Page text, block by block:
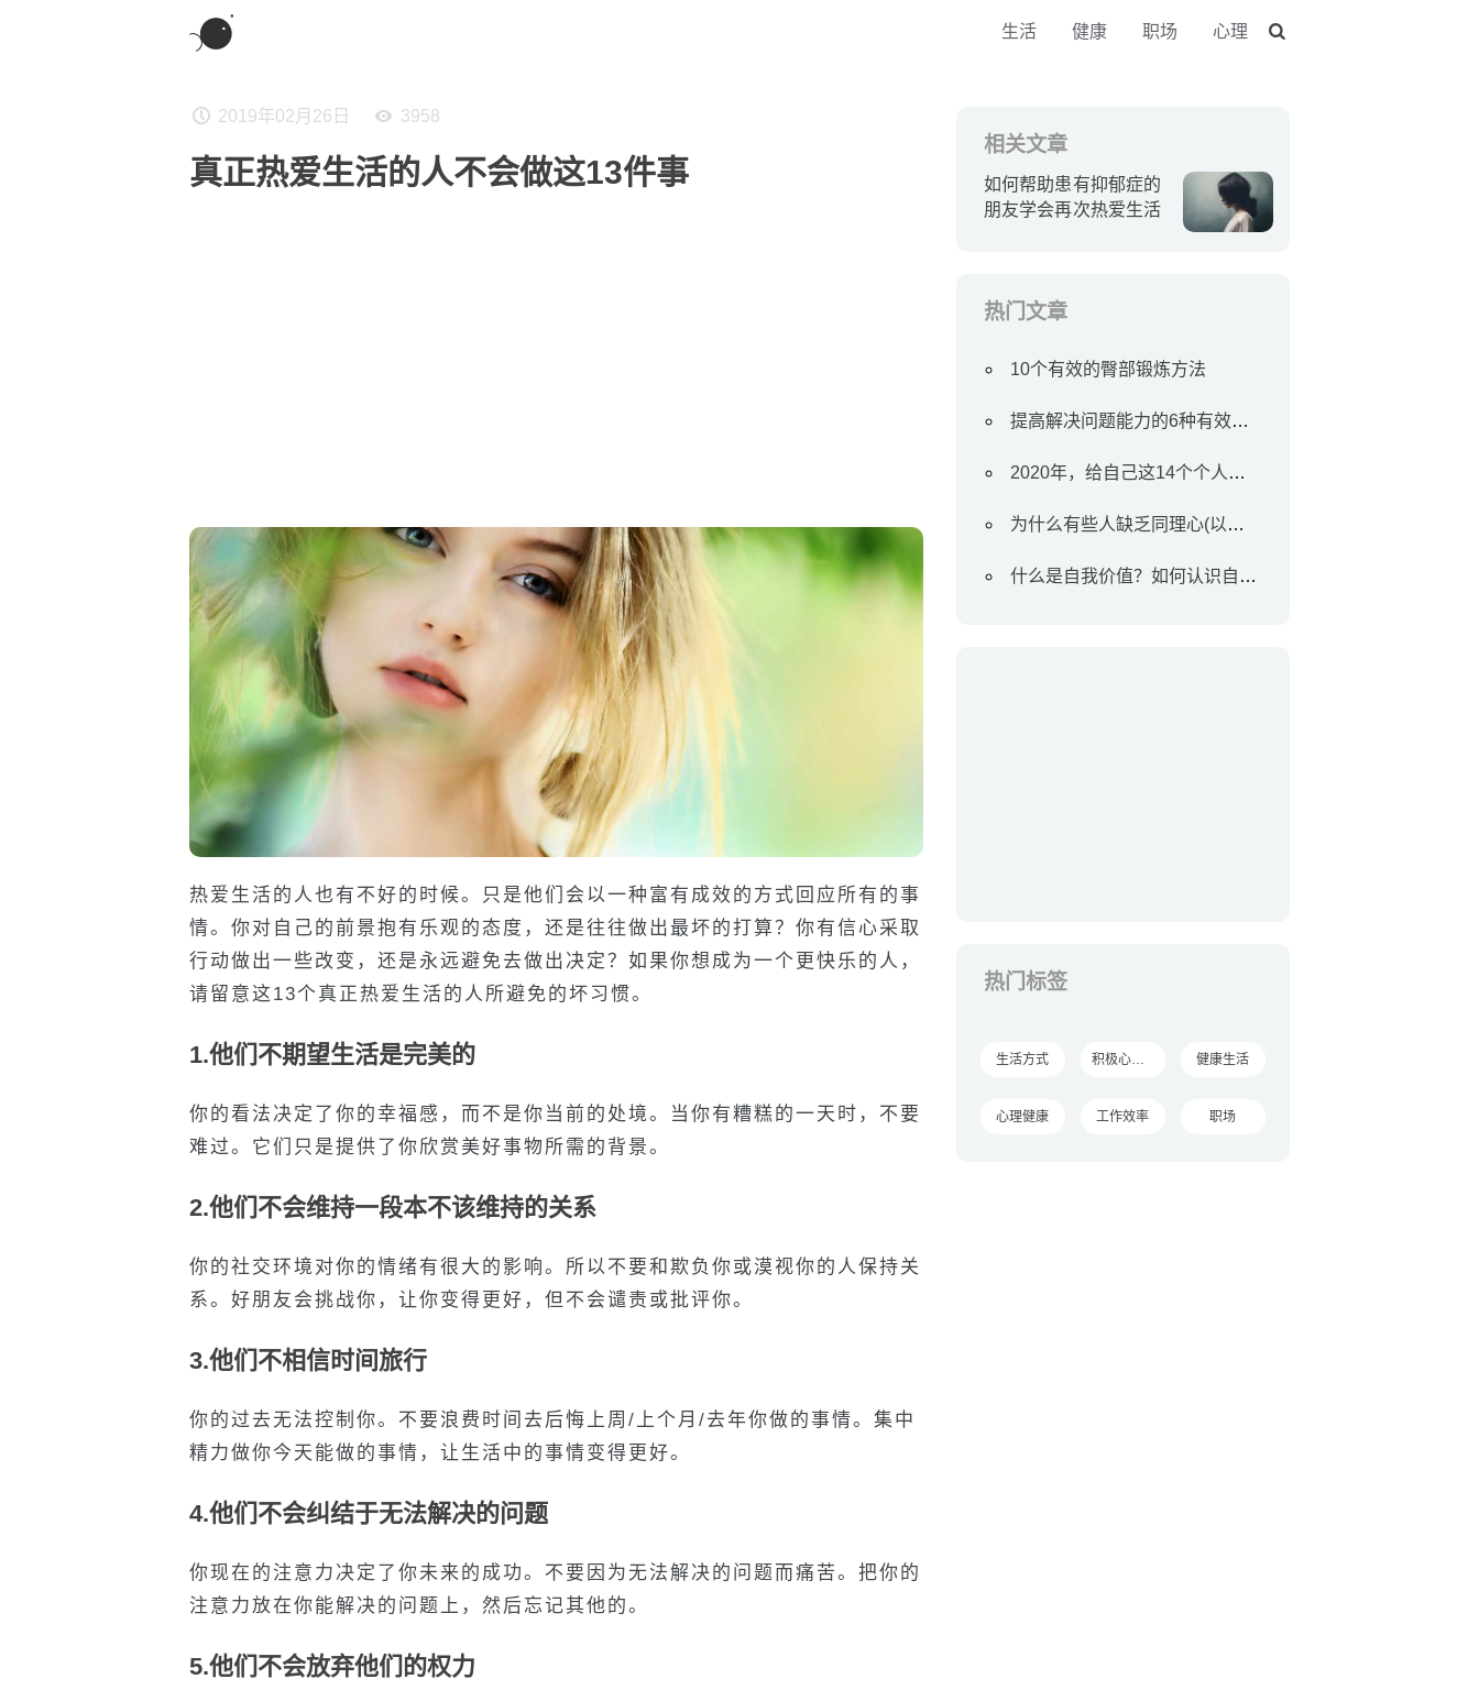
生活 健康 职场 心理
2019年02月26日 3958
真正热爱生活的人不会做这13件事
热爱生活的人也有不好的时候。只是他们会以一种富有成效的方式回应所有的事
情。你对自己的前景抱有乐观的态度，还是往往做出最坏的打算？你有信心采取
行动做出一些改变，还是永远避免去做出决定？如果你想成为一个更快乐的人，
请留意这 13个真正热爱生活的人所避免的坏习惯。
1.他们不期望生活是完美的
你的看法决定了你的幸福感，而不是你当前的处境。当你有糟糕的一天时，不要
难过。它们只是提供了你欣赏美好事物所需的背景。
2.他们不会维持一段本不该维持的关系
你的社交环境对你的情绪有很大的影响。所以不要和欺负你或漠视你的人保持关
系。好朋友会挑战你，让你变得更好，但不会谴责或批评你。
3.他们不相信时间旅行
你的过去无法控制你。不要浪费时间去后悔上周 /上个月 /去年你做的事情。集中
精力做你今天能做的事情，让生活中的事情变得更好。
4.他们不会纠结于无法解决的问题
你现在的注意力决定了你未来的成功。不要因为无法解决的问题而痛苦。把你的
注意力放在你能解决的问题上，然后忘记其他的。
5.他们不会放弃他们的权力
相关文章
如何帮助患有抑郁症的
朋友学会再次热爱生活
热门文章
10个有效的臀部锻炼方法
提高解决问题能力的6种有效方法
2020年，给自己这14个个人目标
为什么有些人缺乏同理心(以及如何对待他们)
什么是自我价值？如何认识自我价值
热门标签
生活方式 积极心理学 健康生活
心理健康 工作效率 职场